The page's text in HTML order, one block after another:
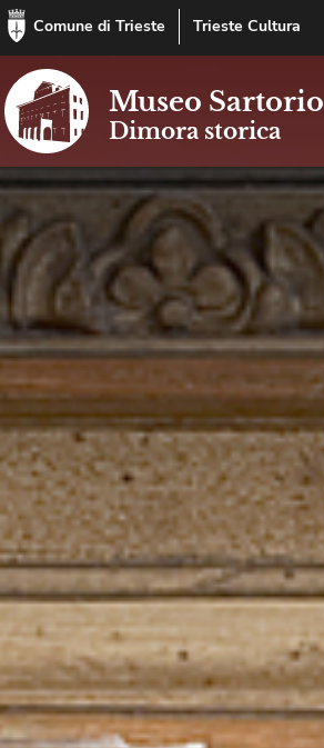
Comune di Trieste Trieste Cultura
Museo Sartorio
Dimora storica